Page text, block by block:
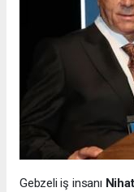
Gebzeli iş insanı